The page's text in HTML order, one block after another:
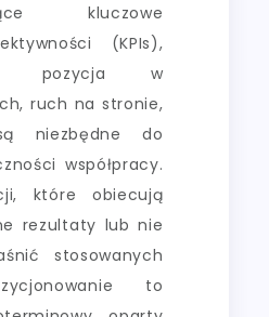
kluczowe
(KPIs),
pozycja w
ruch na stronie,
niezbędne do
współpracy.
które obiecują
rezultaty lub nie
stosowanych
to